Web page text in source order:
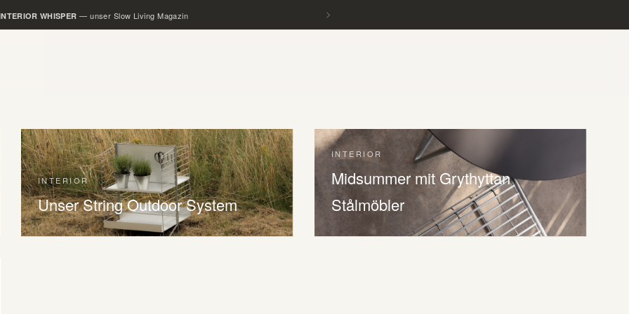
WHISPER — unser Slow Living Magazin
INTERIOR
Unser String Outdoor System
INTERIOR
Midsummer mit Grythyttan
Stålmöbler